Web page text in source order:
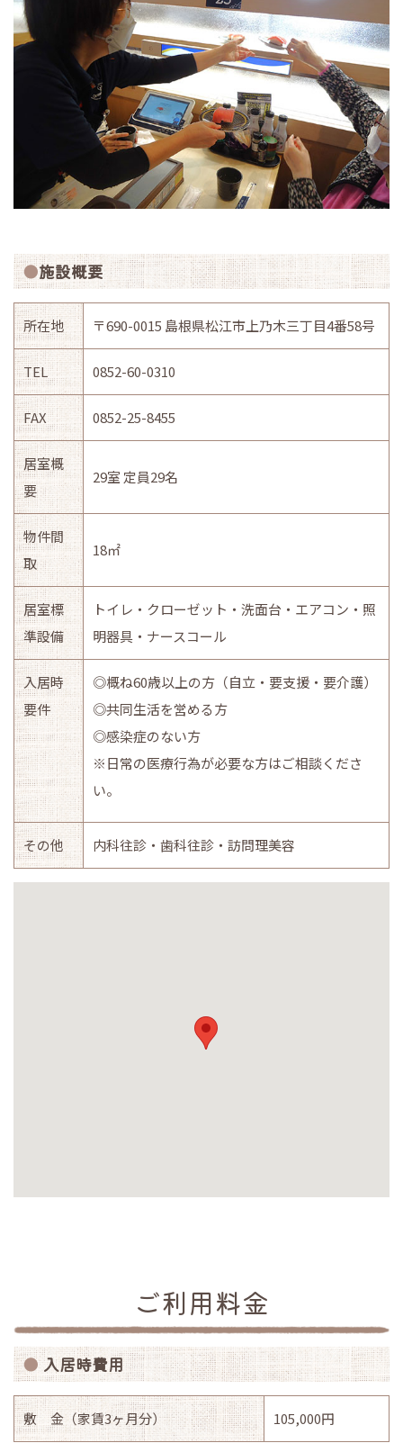
施設概要
所在地 〒690-0015 島根県松江市上乃木三丁目4番58号
TEL 0852-60-0310
FAX 0852-25-8455
居室概
要
29室 定員29名
物件間
取
18㎡
居室標
準設備
トイレ・クローゼット・洗面台・エアコン・照
明器具・ナースコール
入居時
要件
◎概ね60歳以上の方（自立・要支援・要介護）
◎共同生活を営める方
◎感染症のない方
※日常の医療行為が必要な方はご相談くださ
い。
その他 内科往診・歯科往診・訪問理美容
ご利用料金
入居時費用
敷 金（家賃3ヶ月分） 105,000円